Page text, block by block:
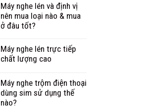
Máy nghe lén và định vị
nên mua loại nào & mua
ở đâu tốt?
Máy nghe lén trực tiếp
chất lượng cao
Máy nghe trộm điện thoại
dùng sim sử dụng thế
nào?